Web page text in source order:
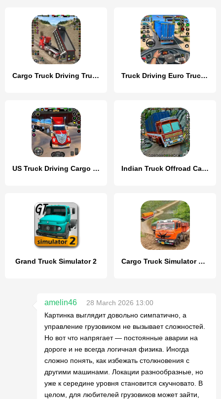
Cargo Truck Driving Truck Game Truck Driving Euro Truck Game
US Truck Driving Cargo Game 3D Indian Truck Offroad Cargo Sim
Grand Truck Simulator 2 Cargo Truck Simulator Games 3D
amelin46
28 March 2026 13:00
Картинка выглядит довольно симпатично, а
управление грузовиком не вызывает сложностей.
Но вот что напрягает — постоянные аварии на
дороге и не всегда логичная физика. Иногда
сложно понять, как избежать столкновения с
другими машинами. Локации разнообразные, но
уже к середине уровня становится скучновато. В
целом, для любителей грузовиков может зайти,